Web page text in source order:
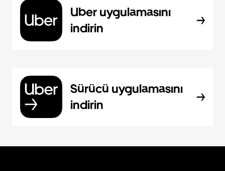
Uber uygulamasını
indirin
Sürücü uygulamasını
indirin